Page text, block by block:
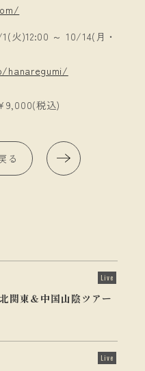
火)12:00 ～ 10/14(月・
税込)
る
Live
東＆中国山陰ツアー
Live